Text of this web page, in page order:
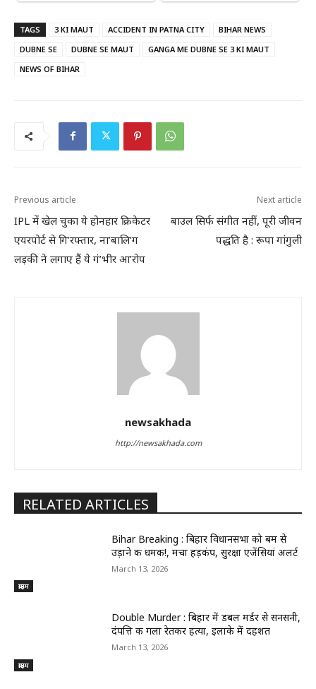
TAGS 3 KI MAUT ACCIDENT IN PATNA CITY
BIHAR NEWS
DUBNE SE
DUBNE SE MAUT
GANGA ME DUBNE SE 3 KI MAUT
NEWS OF BIHAR
Previous article
IPL में खेल चुका ये होनहार क्रिकेटर
एयरपोर्ट से गि’रफ्तार, ना’बालि’ग
लड़की ने लगाए हैं ये गं’भीर आ’रोप
Next article
बाउल सिर्फ संगीत नहीं, पूरी जीवन
पद्धति है : रूपा गांगुली
newsakhada
http://newsakhada.com
RELATED ARTICLES
क्राइम
Bihar Breaking : बिहार विधानसभा को बम से
उड़ाने की धमकी!, मचा हड़कंप, सुरक्षा एजेंसियां अलर्ट
March 13, 2026
क्राइम
Double Murder : बिहार में डबल मर्डर से सनसनी,
दंपत्ति की गला रेतकर हत्या, इलाके में दहशत
March 13, 2026